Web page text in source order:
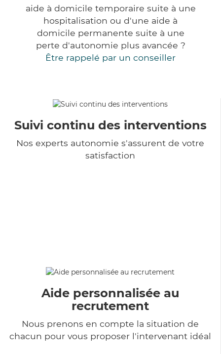
aide à domicile temporaire suite à une
hospitalisation ou d'une aide à
domicile permanente suite à une
perte d'autonomie plus avancée ?
Être rappelé par un conseiller
Suivi continu des interventions
Nos experts autonomie s'assurent de votre
satisfaction
Aide personnalisée au
recrutement
Nous prenons en compte la situation de
chacun pour vous proposer l'intervenant idéal